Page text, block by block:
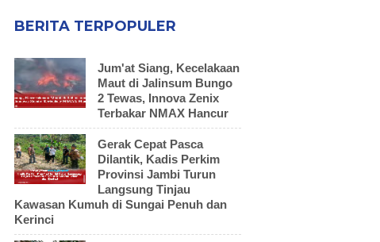
BERITA TERPOPULER
Jum'at Siang, Kecelakaan
Maut di Jalinsum Bungo
2 Tewas, Innova Zenix
Terbakar NMAX Hancur
Gerak Cepat Pasca
Dilantik, Kadis Perkim
Provinsi Jambi Turun
Langsung Tinjau
Kawasan Kumuh di Sungai Penuh dan
Kerinci